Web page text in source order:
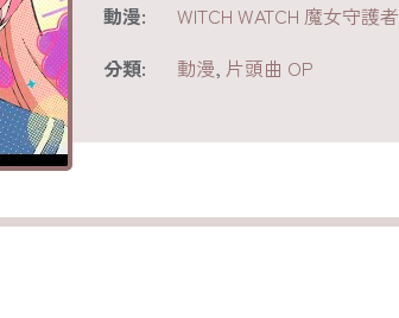
動漫:
WITCH WATCH 魔女守護者
分類:
動漫, 片頭曲 OP